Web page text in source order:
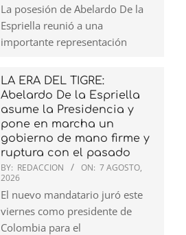
La posesión de Abelardo De la
Espriella reunió a una
importante representación
LA ERA DEL TIGRE:
Abelardo De la Espriella
asume la Presidencia y
pone en marcha un
gobierno de mano firme y
ruptura con el pasado
BY: REDACCION ON: 7 AGOSTO,
2026
El nuevo mandatario juró este
viernes como presidente de
Colombia para el